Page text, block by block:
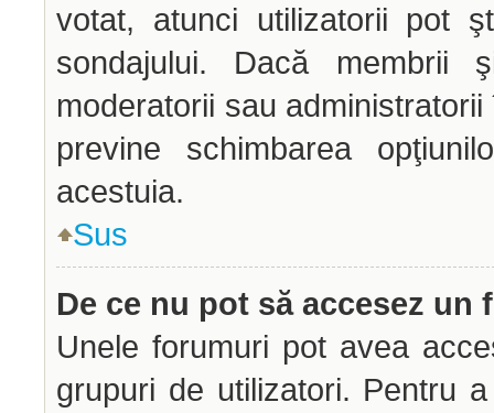
votat, atunci utilizatorii pot
sondajului. Dacă membrii
moderatorii sau
previne schimbarea
acestuia.
Sus
De ce nu pot să accesez un
Unele forumuri pot avea
grupuri de utilizatori. Pentru